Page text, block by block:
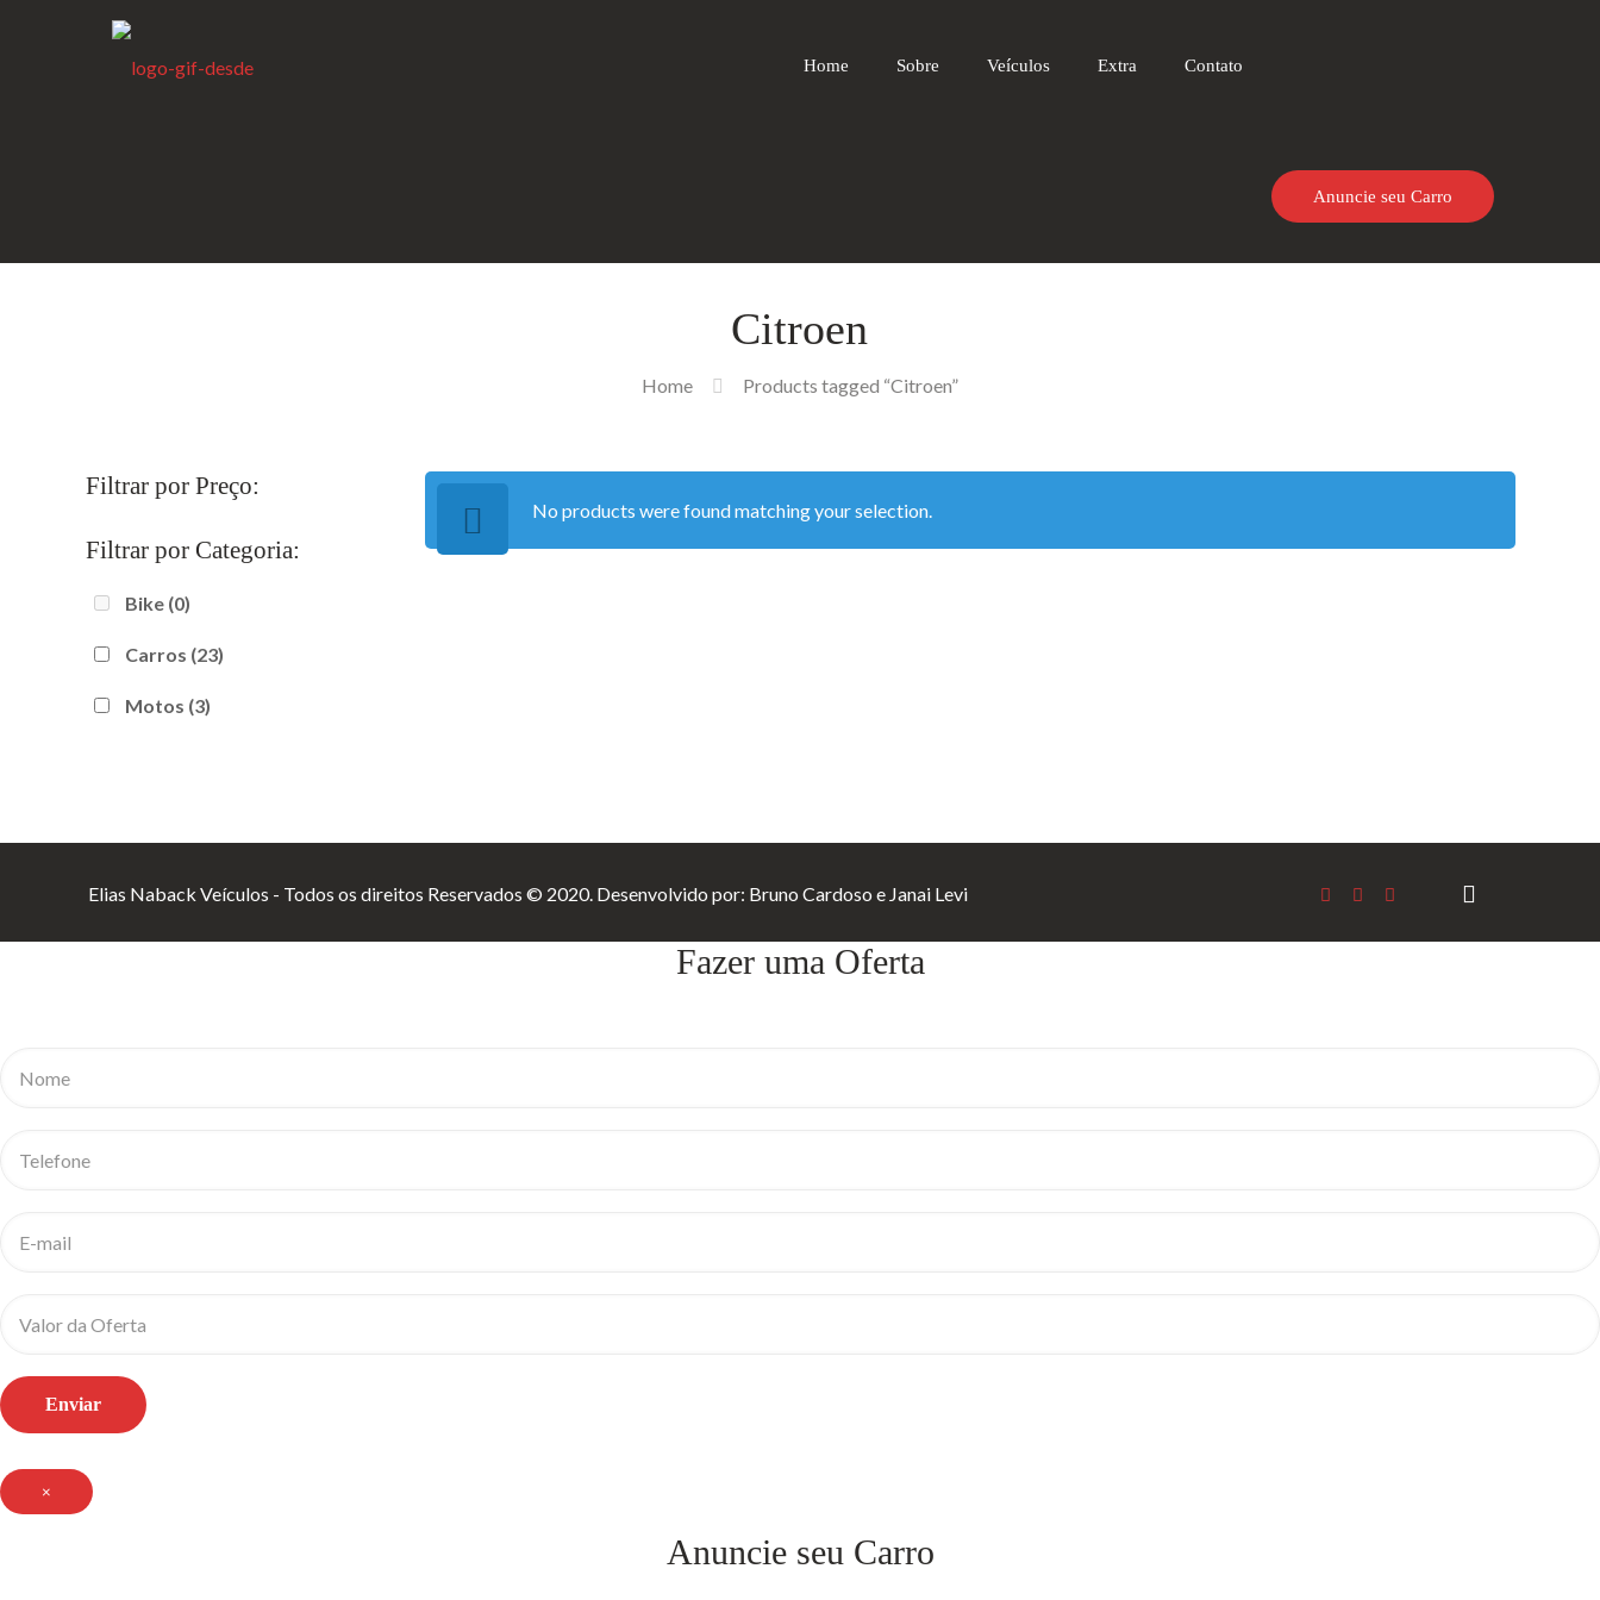
Home Sobre Veículos Extra Contato
Anuncie seu Carro
Citroen
Home Products tagged “Citroen”
No products were found matching your selection.
Filtrar por Preço:
Filtrar por Categoria:
Bike (0)
Carros (23)
Motos (3)
Elias Naback Veículos - Todos os direitos Reservados © 2020. Desenvolvido por: Bruno Cardoso e Janai Levi
Fazer uma Oferta
Enviar
×
Anuncie seu Carro